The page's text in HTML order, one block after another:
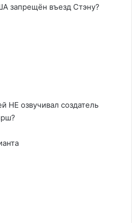
запрещён въезд Стэну?
НЕ озвучивал создатель